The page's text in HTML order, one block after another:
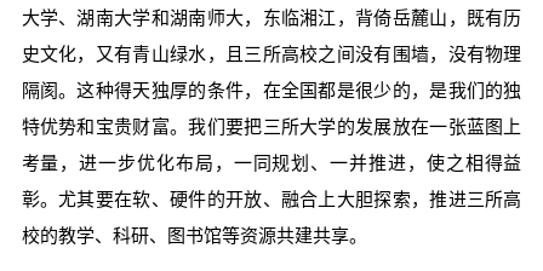
大学、湖南大学和湖南师大，东临湘江，背倚岳麓山，既有历
史文化，又有青山绿水，且三所高校之间没有围墙，没有物理
隔阂。这种得天独厚的条件，在全国都是很少的，是我们的独
特优势和宝贵财富。我们要把三所大学的发展放在一张蓝图上
考量，进一步优化布局，一同规划、一并推进，使之相得益
彰。尤其要在软、硬件的开放、融合上大胆探索，推进三所高
校的教学、科研、图书馆等资源共建共享。